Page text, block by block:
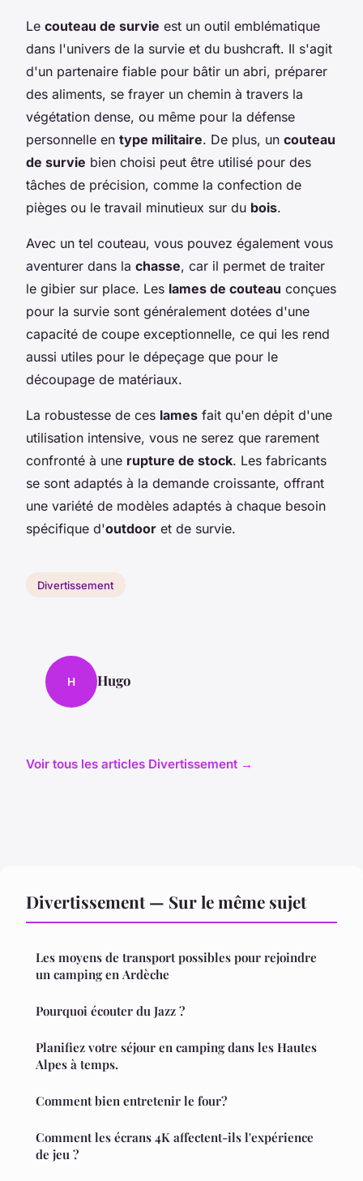
Le couteau de survie est un outil emblématique
dans l'univers de la survie et du bushcraft. Il s'agit
d'un partenaire fiable pour bâtir un abri, préparer
des aliments, se frayer un chemin à travers la
végétation dense, ou même pour la défense
personnelle en type militaire. De plus, un couteau
de survie bien choisi peut être utilisé pour des
tâches de précision, comme la confection de
pièges ou le travail minutieux sur du bois.
Avec un tel couteau, vous pouvez également vous
aventurer dans la chasse, car il permet de traiter
le gibier sur place. Les lames de couteau conçues
pour la survie sont généralement dotées d'une
capacité de coupe exceptionnelle, ce qui les rend
aussi utiles pour le dépeçage que pour le
découpage de matériaux.
La robustesse de ces lames fait qu'en dépit d'une
utilisation intensive, vous ne serez que rarement
confronté à une rupture de stock. Les fabricants
se sont adaptés à la demande croissante, offrant
une variété de modèles adaptés à chaque besoin
spécifique d'outdoor et de survie.
Divertissement
H Hugo
Voir tous les articles Divertissement →
Divertissement — Sur le même sujet
Les moyens de transport possibles pour rejoindre
un camping en Ardèche
Pourquoi écouter du Jazz ?
Planifiez votre séjour en camping dans les Hautes
Alpes à temps.
Comment bien entretenir le four?
Comment les écrans 4K affectent-ils l'expérience
de jeu ?